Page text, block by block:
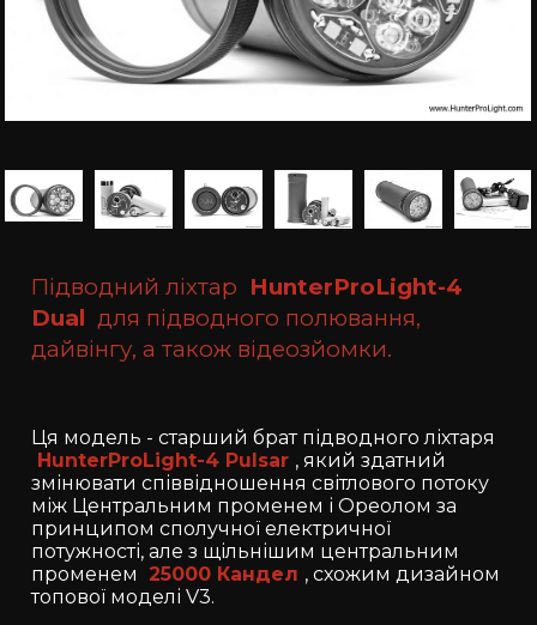
Підводний ліхтар HunterProLight-4
Dual для підводного полювання,
дайвінгу, а також відеозйомки.
Ця модель - старший брат підводного ліхтаря
HunterProLight-4 Pulsar , який здатний
змінювати співвідношення світлового потоку
між Центральним променем і Ореолом за
принципом сполучної електричної
потужності, але з щільнішим центральним
променем
25000 Кандел , схожим дизайном
топової моделі V3.